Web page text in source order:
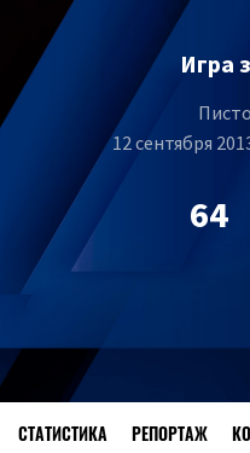
Игра
12 сентября
64
СТАТИСТИКА РЕПОРТАЖ